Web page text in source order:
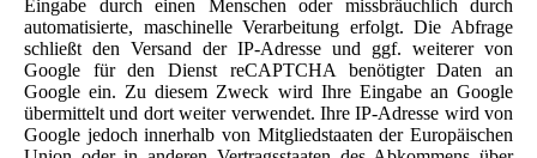
Eingabe durch einen Menschen oder missbräuchlich durch
automatisierte, maschinelle Verarbeitung erfolgt. Die Abfrage
schließt den Versand der IP-Adresse und ggf. weiterer von
Google für den Dienst reCAPTCHA benötigter Daten an
Google ein. Zu diesem Zweck wird Ihre Eingabe an Google
übermittelt und dort weiter verwendet. Ihre IP-Adresse wird von
Google jedoch innerhalb von Mitgliedstaaten der Europäischen